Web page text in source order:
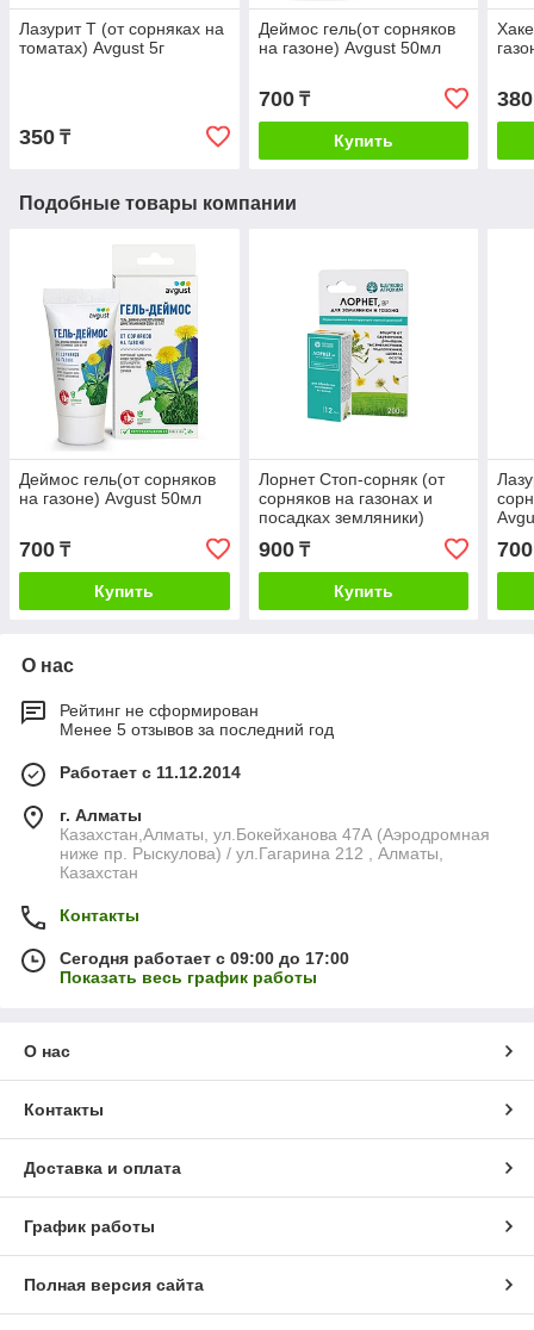
Лазурит Т (от сорняках на
томатах) Avgust 5г
350 ₸
Деймос гель(от сорняков
на газоне) Avgust 50мл
700₸
Купить
380
Подобные товары компании
Деймос гель(от сорняков
на газоне) Avgust 50мл
700 ₸
Купить
Лорнет Стоп-сорняк (от
сорняков на газонах и
посадках земляники)
Щелково Агрохим, 12мл
900₸
Купить
700
О нас
Рейтинг не сформирован
Менее 5 отзывов за последний год
Работает с 11.12.2014
г. Алматы
Казахстан,Алматы, ул.Бокейханова 47А (Аэродромная
ниже пр. Рыскулова) / ул.Гагарина 212 , Алматы,
Казахстан
Контакты
Сегодня работает с 09:00 до 17:00
Показать весь график работы
О нас
Контакты
Доставка и оплата
График работы
Полная версия сайта